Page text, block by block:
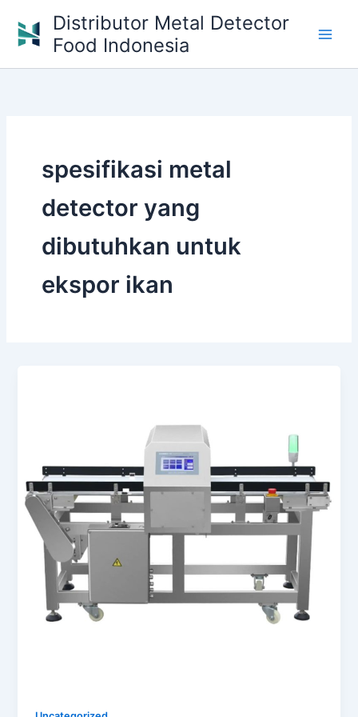
content
Distributor Metal Detector
Food Indonesia
spesifikasi metal
detector yang
dibutuhkan untuk
ekspor ikan